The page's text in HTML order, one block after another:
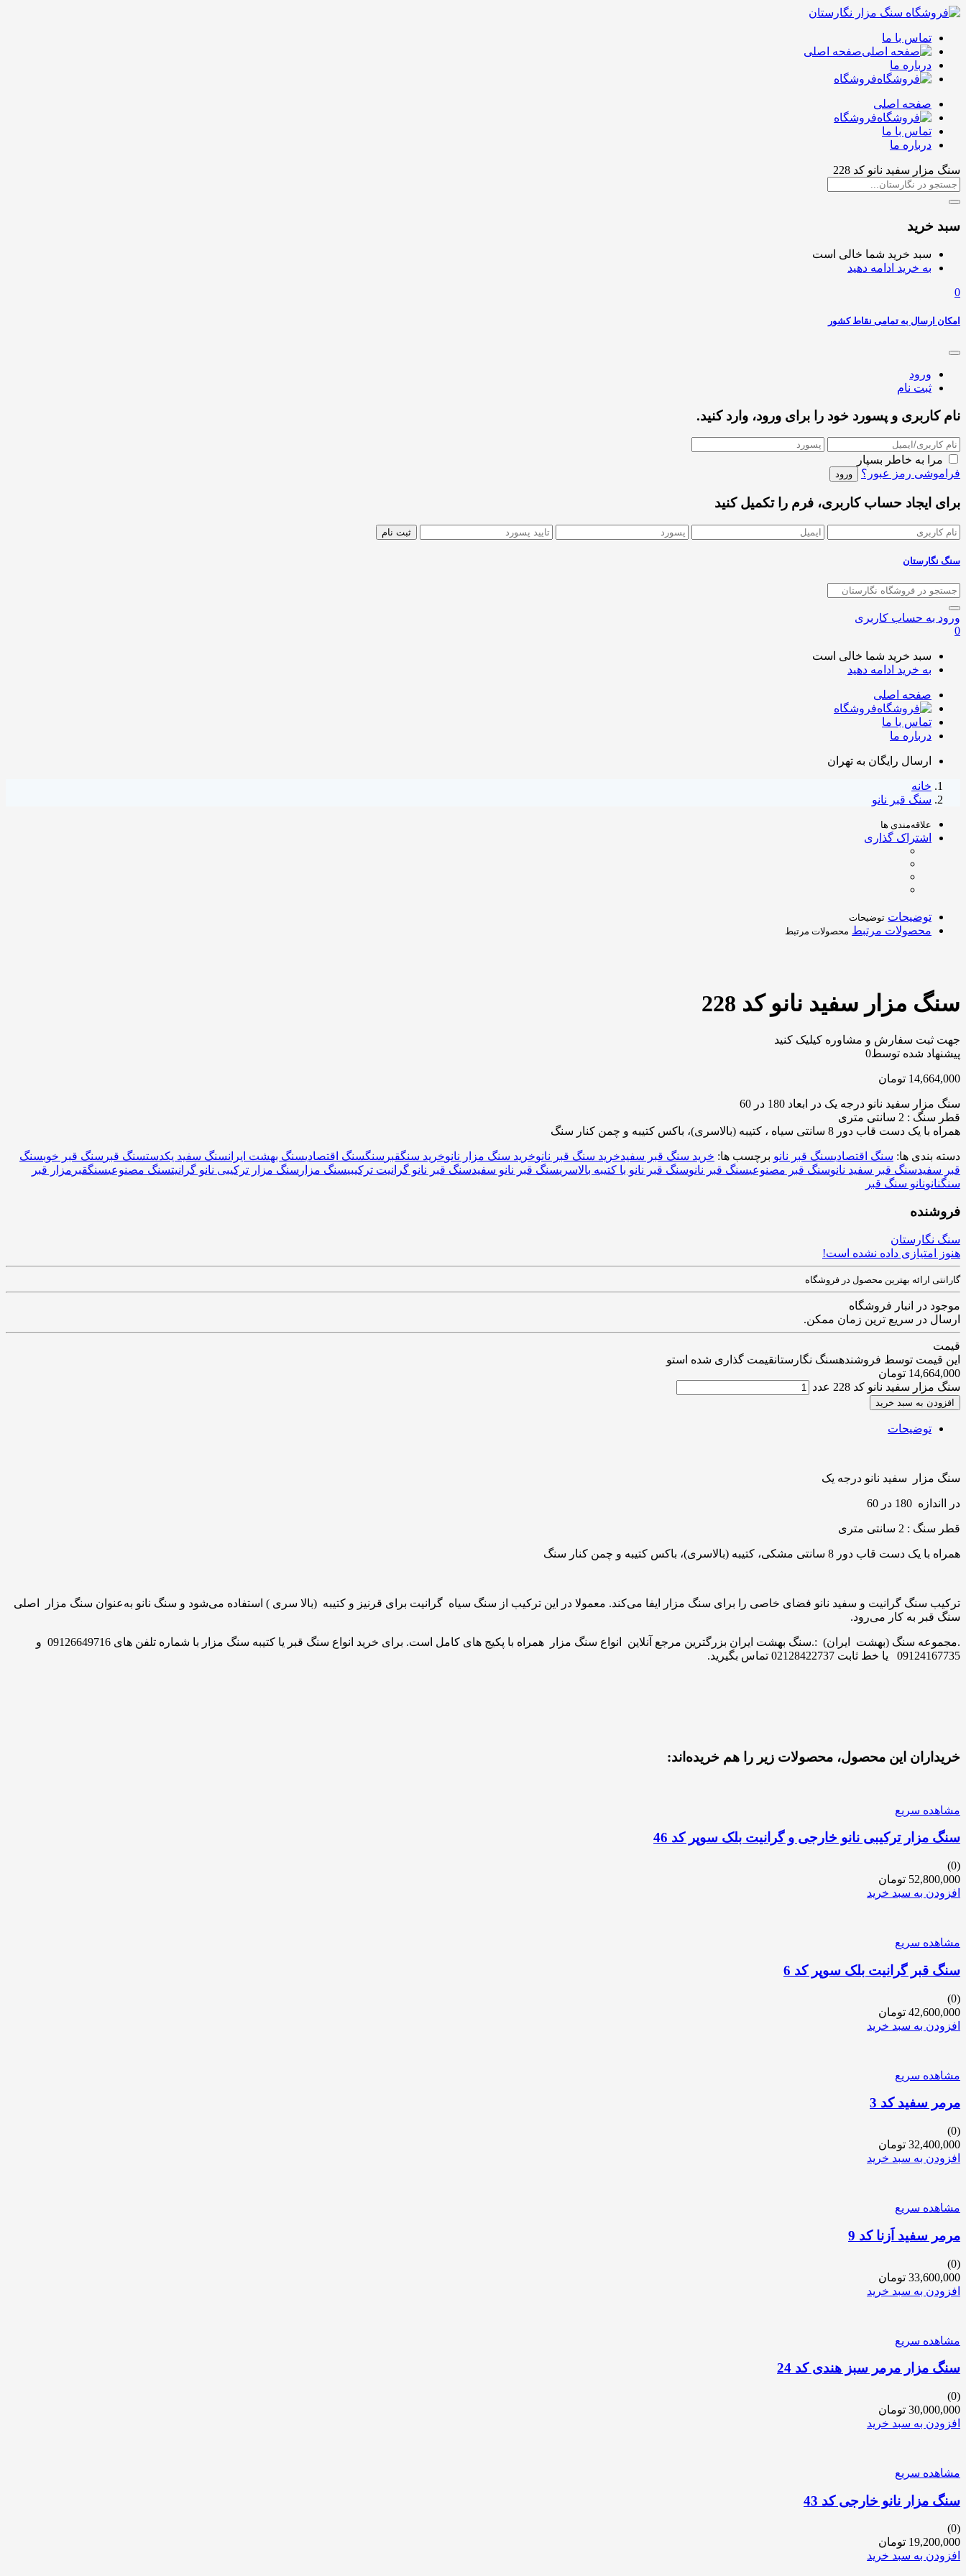
تماس با ما
صفحه اصلی
درباره ما
فروشگاه
صفحه اصلی
فروشگاه
تماس با ما
درباره ما
سنگ مزار سفید نانو کد 228
سبد خرید
سبد خرید شما خالی است
به خرید ادامه دهید
0
امکان ارسال به تمامی نقاط کشور
ورود
ثبت نام
نام کاربری و پسورد خود را برای ورود، وارد کنید.
مرا به خاطر بسپار
فراموشی رمز عبور؟
برای ایجاد حساب کاربری، فرم را تکمیل کنید
سنگ نگارستان
ورود به حساب کاربری
0
سبد خرید شما خالی است
به خرید ادامه دهید
صفحه اصلی
فروشگاه
تماس با ما
درباره ما
ارسال رایگان به تهران
خانه
سنگ قبر نانو
علاقه‌مندی ها
اشتراک گذاری
توضیحات توضیحات
محصولات مرتبط محصولات مرتبط
سنگ مزار سفید نانو کد 228
جهت ثبت سفارش و مشاوره کیلیک کنید
پیشنهاد شده توسط0
14,664,000 تومان
سنگ مزار سفید نانو درجه یک در ابعاد 180 در 60
قطر سنگ : 2 سانتی متری
همراه با یک دست قاب دور 8 سانتی سیاه ، کتیبه (بالاسری)، باکس کتیبه و چمن کنار سنگ
دسته بندی ها: سنگ اقتصادیسنگ قبر نانو برچسب ها: خرید سنگ قبر سفیدخرید سنگ قبر نانوخرید سنگ مزار نانوخرید سنگقبر سنگسنگ اقتصادیسنگ بهشت ایرانسنگ سفید یکدستسنگ قبر سنگ قبر خوبسنگ
قبر سفیدسنگ قبر سفید نانوسنگ قبر مصنوعیسنگ قبر نانوسنگ قبر نانو با کتیبه بالاسریسنگ قبر نانو سفیدسنگ قبر نانو گرانیت ترکیبیسنگ مزار سنگ مزار ترکیبی نانو گرانیتسنگ مصنوعیسنگقبر مزار قبر
سنگنانونانو سنگ قبر
فروشنده
سنگ نگارستان
هنوز امتیازی داده نشده است!
گارانتی ارائه بهترین محصول در فروشگاه
موجود در انبار فروشگاه
ارسال در سریع ترین زمان ممکن.
قیمت
این قیمت توسط فروشندهسنگ نگارستانقیمت گذاری شده استو
14,664,000 تومان
سنگ مزار سفید نانو کد 228 عدد
افزودن به سبد خرید
توضیحات
سنگ مزار سفید نانو درجه یک
در ااندازه 180 در 60
قطر سنگ : 2 سانتی متری
همراه با یک دست قاب دور 8 سانتی مشکی، کتیبه (بالاسری)، باکس کتیبه و چمن کنار سنگ
ترکیب سنگ گرانیت و سفید نانو فضای خاصی را برای سنگ مزار ایفا می‌کند. معمولا در این ترکیب از سنگ سیاه گرانیت برای قرنیز و کتیبه (بالا سری ) استفاده می‌شود و سنگ نانو به‌عنوان سنگ مزار اصلی
سنگ قبر به کار می‌رود.
.مجموعه سنگ (بهشت ایران) :.سنگ بهشت ایران بزرگترین مرجع آنلاین انواع سنگ مزار همراه با پکیج های کامل است. برای خرید انواع سنگ قبر یا کتیبه سنگ مزار با شماره تلفن های 09126649716 و
09124167735 یا خط ثابت 02128422737 تماس بگیرید.
خریداران این محصول، محصولات زیر را هم خریده‌اند:
مشاهده سریع
سنگ مزار ترکیبی نانو خارجی و گرانیت بلک سوپر کد 46
(0)
52,800,000 تومان
افزودن به سبد خرید
مشاهده سریع
سنگ قبر گرانیت بلک سوپر کد 6
(0)
42,600,000 تومان
افزودن به سبد خرید
مشاهده سریع
مرمر سفید کد 3
(0)
32,400,000 تومان
افزودن به سبد خرید
مشاهده سریع
مرمر سفید اَزنا کد 9
(0)
33,600,000 تومان
افزودن به سبد خرید
مشاهده سریع
سنگ مزار مرمر سبز هندی کد 24
(0)
30,000,000 تومان
افزودن به سبد خرید
مشاهده سریع
سنگ مزار نانو خارجی کد 43
(0)
19,200,000 تومان
افزودن به سبد خرید